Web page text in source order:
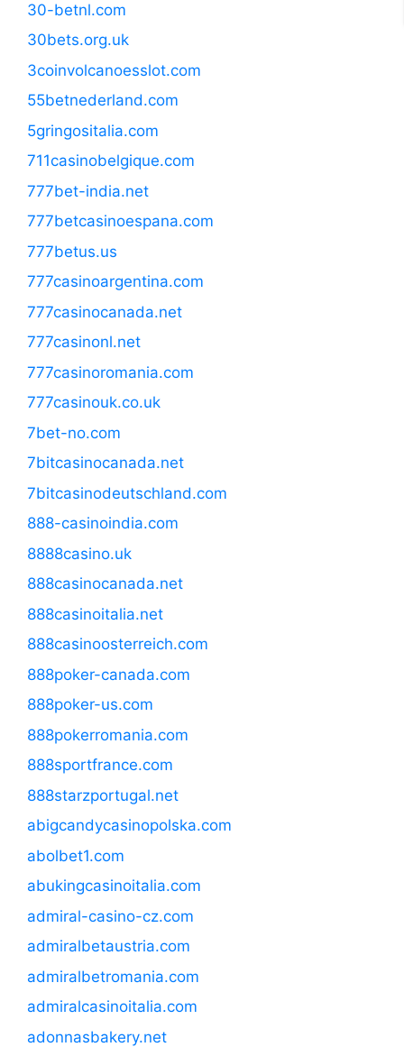
30-betnl.com
30bets.org.uk
3coinvolcanoesslot.com
55betnederland.com
5gringositalia.com
711casinobelgique.com
777bet-india.net
777betcasinoespana.com
777betus.us
777casinoargentina.com
777casinocanada.net
777casinonl.net
777casinoromania.com
777casinouk.co.uk
7bet-no.com
7bitcasinocanada.net
7bitcasinodeutschland.com
888-casinoindia.com
8888casino.uk
888casinocanada.net
888casinoitalia.net
888casinoosterreich.com
888poker-canada.com
888poker-us.com
888pokerromania.com
888sportfrance.com
888starzportugal.net
abigcandycasinopolska.com
abolbet1.com
abukingcasinoitalia.com
admiral-casino-cz.com
admiralbetaustria.com
admiralbetromania.com
admiralcasinoitalia.com
adonnasbakery.net